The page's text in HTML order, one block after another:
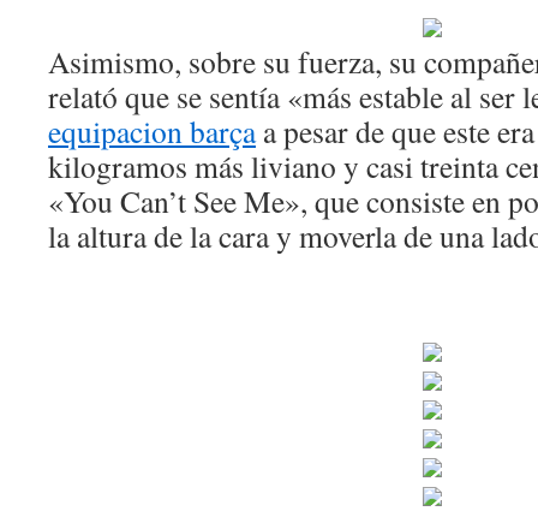
Asimismo, sobre su fuerza, su
relató que se sentía «más estable al ser
equipacion barçaa pesar de que este
kilogramos más liviano y casi treinta
«You Can’t See Me», que consiste en
la altura de la cara y moverla de una